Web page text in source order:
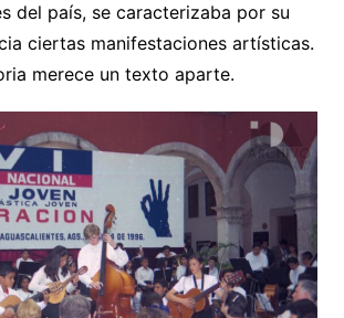
del país, se caracterizaba por su
ciertas manifestaciones artísticas.
merece un texto aparte.